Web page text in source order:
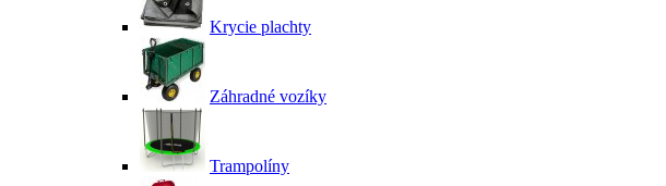
Krycie plachty
Záhradné vozíky
Trampolíny